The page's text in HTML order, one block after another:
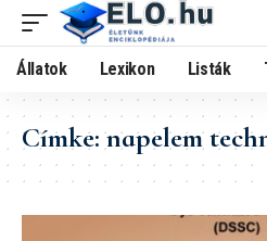
Állatok Lexikon Listák
Címke:napelem